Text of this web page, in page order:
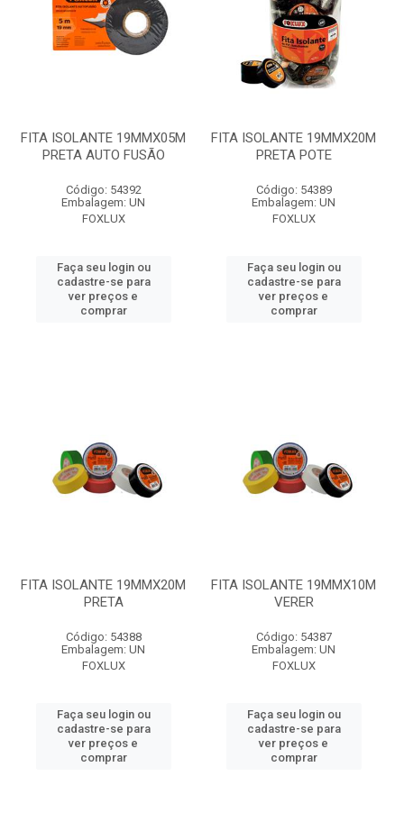
FITA ISOLANTE 19MMX05M
PRETA AUTO FUSÃO
Código: 54392
Embalagem: UN
FOXLUX
Faça seu login ou
cadastre-se para
ver preços e
comprar
FITA ISOLANTE 19MMX20M
PRETA POTE
Código: 54389
Embalagem: UN
FOXLUX
Faça seu login ou
cadastre-se para
ver preços e
comprar
FITA ISOLANTE 19MMX20M
PRETA
Código: 54388
Embalagem: UN
FOXLUX
Faça seu login ou
cadastre-se para
ver preços e
comprar
FITA ISOLANTE 19MMX10M
VERER
Código: 54387
Embalagem: UN
FOXLUX
Faça seu login ou
cadastre-se para
ver preços e
comprar